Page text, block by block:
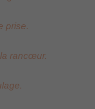
prise.
rancœur.